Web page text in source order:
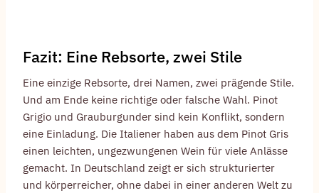
Fazit: Eine Rebsorte, zwei Stile
Eine einzige Rebsorte, drei Namen, zwei prägende Stile.
Und am Ende keine richtige oder falsche Wahl. Pinot
Grigio und Grauburgunder sind kein Konflikt, sondern
eine Einladung. Die Italiener haben aus dem Pinot Gris
einen leichten, ungezwungenen Wein für viele Anlässe
gemacht. In Deutschland zeigt er sich strukturierter
und körperreicher, ohne dabei in einer anderen Welt zu